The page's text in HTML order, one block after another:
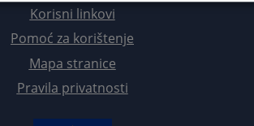
Korisni linkovi
Pomoć za korištenje
Mapa stranice
Pravila privatnosti